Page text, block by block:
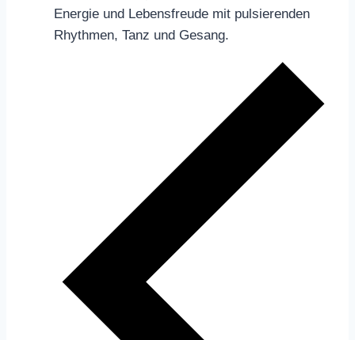
Energie und Lebensfreude mit pulsierenden
Rhythmen, Tanz und Gesang.